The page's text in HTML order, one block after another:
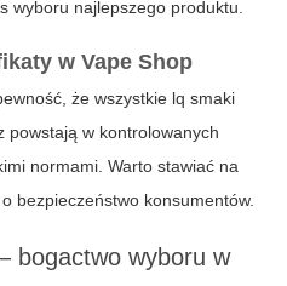
wyboru najlepszego produktu.
w Vape Shop
że wszystkie lq smaki
powstają w kontrolowanych
normami. Warto stawiać na
bezpieczeństwo konsumentów.
bogactwo wyboru w